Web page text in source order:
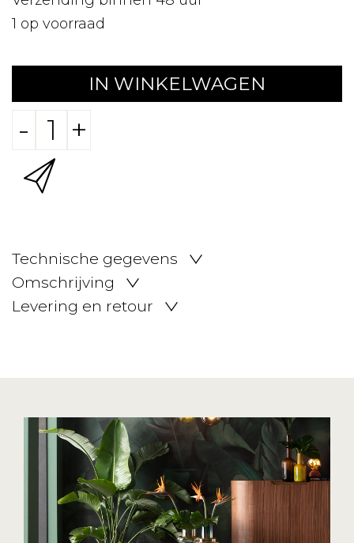
1 op voorraad
IN WINKELWAGEN
- +
Technische gegevens
Omschrijving
Levering en retour